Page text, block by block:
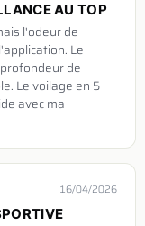
AU TOP
l'odeur de
Le
de
Le voilage en 5
avec ma
16/04/2026